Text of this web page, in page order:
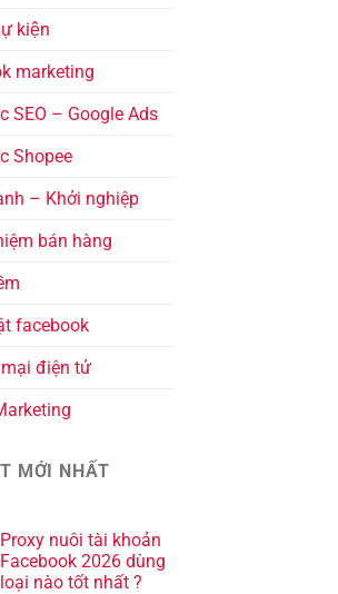
kiện
marketing
SEO – Google Ads
Shopee
– Khởi nghiệp
bán hàng
facebook
điện tử
MỚI NHẤT
Proxy nuôi tài khoản
Facebook 2026 dùng
loại nào tốt nhất ?